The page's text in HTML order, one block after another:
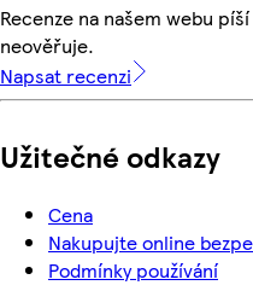
Recenze na našem webu
neověřuje.
Napsat recenzi
Užitečné odkazy
Cena
Nakupujte online
Podmínky používání